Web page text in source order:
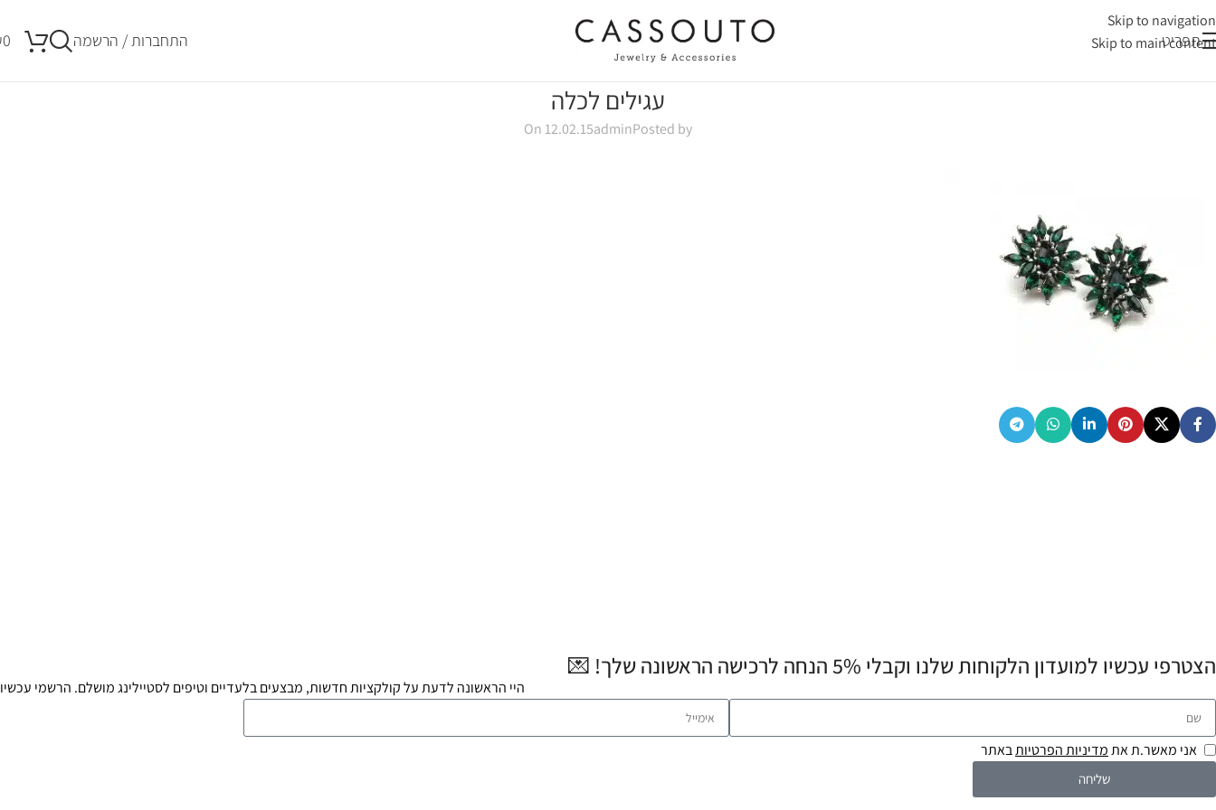
Skip to navigation
Skip to main content
תפריט התחברות / הרשמה 0
עגילים לכלה
Posted by
admin
On 12.02.15
הצטרפי עכשיו למועדון הלקוחות שלנו וקבלי 5% הנחה לרכישה הראשונה שלך! 💌
היי הראשונה לדעת על קולקציות חדשות, מבצעים בלעדיים וטיפים לסטיילינג מושלם. הרשמי עכשיו
אני מאשר.ת אתמדיניות הפרטיותבאתר
שליחה